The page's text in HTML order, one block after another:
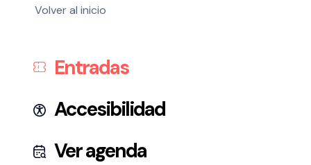
Volver al inicio
Entradas
Accesibilidad
Ver agenda